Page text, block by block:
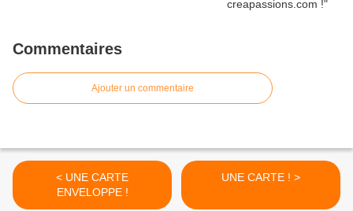
Commentaires
Ajouter un commentaire
< UNE CARTE
ENVELOPPE !
UNE CARTE ! >